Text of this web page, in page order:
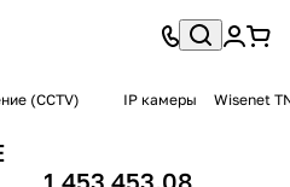
(CCTV) IP камеры Wisenet
1 453 453.08